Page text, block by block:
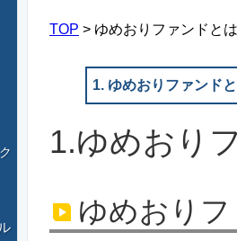
TOP > ゆめおりファンドとは
1. ゆめおりファンド
1.ゆめおり
ゆめおり